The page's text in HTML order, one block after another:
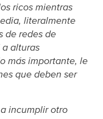
ricos mientras
literalmente
de redes de
alturas
más importante, le
que deben ser
incumplir otro